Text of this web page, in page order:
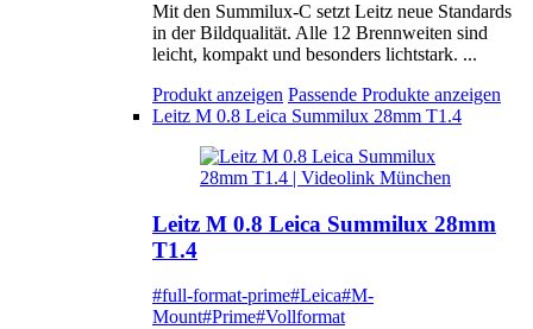
Mit den Summilux-C setzt Leitz neue Standards
in der Bildqualität. Alle 12 Brennweiten sind
leicht, kompakt und besonders lichtstark. ...
Produkt anzeigen Passende Produkte anzeigen
Leitz M 0.8 Leica Summilux 28mm T1.4
Leitz M 0.8 Leica Summilux 28mm
T1.4
#full-format-prime#Leica#M-
Mount#Prime#Vollformat